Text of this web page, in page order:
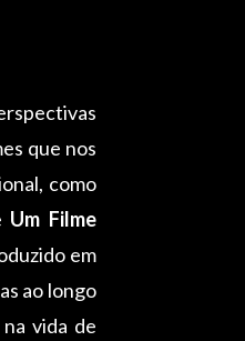
que nos
como
Um Filme
em
ao longo
vida de